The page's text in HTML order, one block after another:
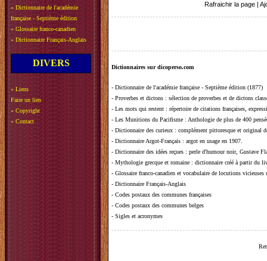
» Dictionnaire de l'académie
française - Septième édition
» Glossaire franco-canadien
» Dictionnaire Français-Anglais
DIVERS
» Liens
Faire un lien
» Copyright
» Contact
Rafraichir la page
Dictionnaires sur dicoperso.com
- Dictionnaire de l'académie française - Septième édition (1877)
- Proverbes et dictons : sélection de proverbes et de dictons
- Les mots qui restent : répertoire de citations françaises,
- Les Munitions du Pacifisme : Anthologie de plus de 400
- Dictionnaire des curieux : complément pittoresque et original
- Dictionnaire Argot-Français : argot en usage en 1907.
- Dictionnaire des idées reçues : perle d'humour noir, Gustave
- Mythologie grecque et romaine : dictionnaire créé à partir du
- Glossaire franco-canadien et vocabulaire de locutions vicieuses
- Dictionnaire Français-Anglais
- Codes postaux des communes françaises
- Codes postaux des communes belges
- Sigles et acronymes